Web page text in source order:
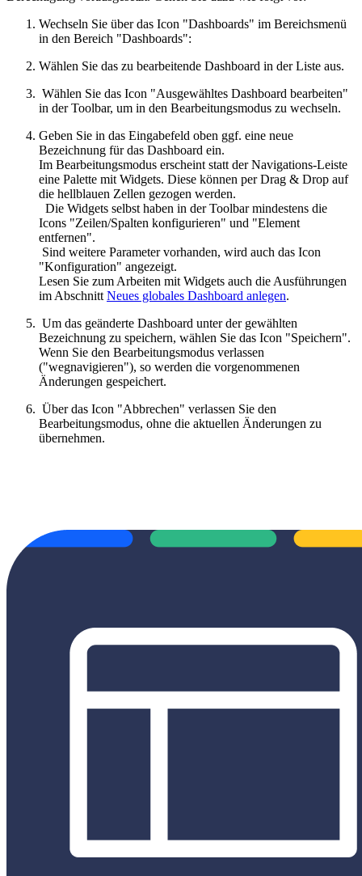
Wechseln Sie über das Icon "Dashboards" im Bereichsmenü
in den Bereich "Dashboards":
Wählen Sie das zu bearbeitende Dashboard in der Liste aus.
Wählen Sie das Icon "Ausgewähltes Dashboard bearbeiten"
in der Toolbar, um in den Bearbeitungsmodus zu wechseln.
Geben Sie in das Eingabefeld oben ggf. eine neue
Bezeichnung für das Dashboard ein.
Im Bearbeitungsmodus erscheint statt der Navigations-Leiste
eine Palette mit Widgets. Diese können per Drag & Drop auf
die hellblauen Zellen gezogen werden.
Die Widgets selbst haben in der Toolbar mindestens die
Icons "Zeilen/Spalten konfigurieren" und "Element
entfernen".
Sind weitere Parameter vorhanden, wird auch das Icon
"Konfiguration" angezeigt.
Lesen Sie zum Arbeiten mit Widgets auch die Ausführungen
im AbschnittNeues globales Dashboard anlegen.
Um das geänderte Dashboard unter der gewählten
Bezeichnung zu speichern, wählen Sie das Icon "Speichern".
Wenn Sie den Bearbeitungsmodus verlassen
("wegnavigieren"), so werden die vorgenommenen
Änderungen gespeichert.
Über das Icon "Abbrechen" verlassen Sie den
Bearbeitungsmodus, ohne die aktuellen Änderungen zu
übernehmen.